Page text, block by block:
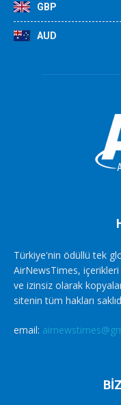
GBP
AUD
Türkiye'nin ödüllü tek
AirNewsTimes, içerikleri
ve izinsiz olarak
sitenin tüm hakları
email: